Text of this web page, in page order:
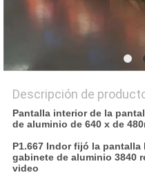
PRIVACY
POLICY
Descripción de
Pantalla interior de la
de aluminio de 640 x de
P1.667 Indor fijó la pantalla
gabinete de aluminio 3840
video